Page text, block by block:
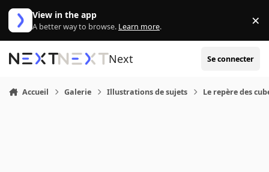
Aller au contenu
View in the app
A better way to browse. Learn more. ×
Next Se connecter
Accueil Galerie Illustrations de sujets Le repère des